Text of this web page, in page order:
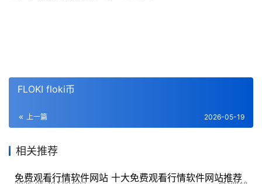
FLOKI floki币
上一篇 2026-05-19
相关推荐
免费观看行情软件网站 十大免费观看行情软件网站推荐